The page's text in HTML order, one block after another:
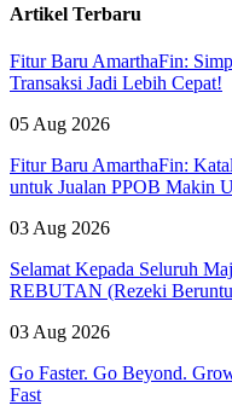
Artikel Terbaru
Fitur Baru AmarthaFin:
Transaksi Jadi Lebih Cepat!
05 Aug 2026
Fitur Baru AmarthaFin:
untuk Jualan PPOB Makin
03 Aug 2026
Selamat Kepada Seluruh
REBUTAN (Rezeki
03 Aug 2026
Go Faster. Go Beyond.
Fast